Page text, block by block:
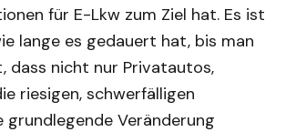
für E-Lkw zum Ziel hat. Es ist
lange es gedauert hat, bis man
dass nicht nur Privatautos,
riesigen, schwerfälligen
grundlegende Veränderung